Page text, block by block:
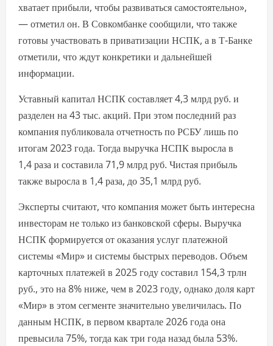
хватает прибыли, чтобы развиваться самостоятельно»,
— отметил он. В Совкомбанке сообщили, что также
готовы участвовать в приватизации НСПК, а в Т-Банке
отметили, что ждут конкретики и дальнейшей
информации.
Уставный капитал НСПК составляет 4,3 млрд руб. и
разделен на 43 тыс. акций. При этом последний раз
компания публиковала отчетность по РСБУ лишь по
итогам 2023 года. Тогда выручка НСПК выросла в
1,4 раза и составила 71,9 млрд руб. Чистая прибыль
также выросла в 1,4 раза, до 35,1 млрд руб.
Эксперты считают, что компания может быть интересна
инвесторам не только из банковской сферы. Выручка
НСПК формируется от оказания услуг платежной
системы «Мир» и системы быстрых переводов. Объем
карточных платежей в 2025 году составил 154,3 трлн
руб., это на 8% ниже, чем в 2023 году, однако доля карт
«Мир» в этом сегменте значительно увеличилась. По
данным НСПК, в первом квартале 2026 года она
превысила 75%, тогда как три года назад была 53%.